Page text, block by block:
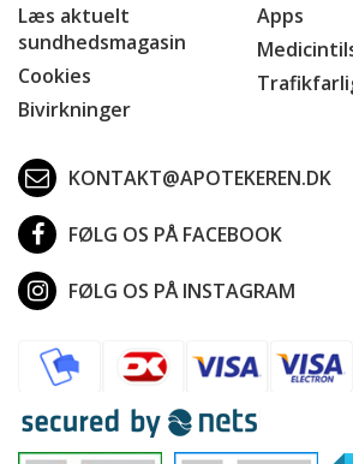
Læs aktuelt
sundhedsmagasin
Cookies
Bivirkninger
Apps
KONTAKT@APOTEKEREN.DK
FØLG OS PÅ FACEBOOK
FØLG OS PÅ INSTAGRAM